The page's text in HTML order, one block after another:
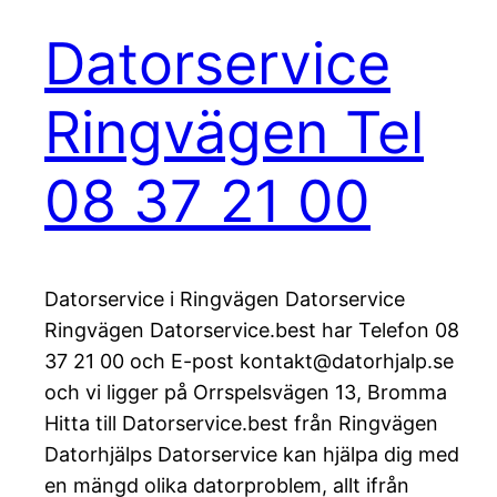
Datorservice
Ringvägen Tel
08 37 21 00
Datorservice i Ringvägen Datorservice
Ringvägen Datorservice.best har Telefon 08
37 21 00 och E-post kontakt@datorhjalp.se
och vi ligger på Orrspelsvägen 13, Bromma
Hitta till Datorservice.best från Ringvägen
Datorhjälps Datorservice kan hjälpa dig med
en mängd olika datorproblem, allt ifrån